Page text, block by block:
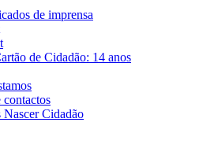
de imprensa
de Cidadão: 14 anos
contactos
Nascer Cidadão